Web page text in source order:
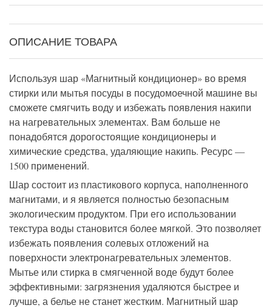
ОПИСАНИЕ ТОВАРА
Используя шар «Магнитный кондиционер» во время
стирки или мытья посуды в посудомоечной машине вы
сможете смягчить воду и избежать появления накипи
на нагревательных элементах. Вам больше не
понадобятся дорогостоящие кондиционеры и
химическиесредства, удаляющие накипь. Ресурс —
1500 применений.
Шар состоит из пластикового корпуса, наполненного
магнитами, и я является полностью безопасным
экологическим продуктом. При его использовании
текстура воды становится более мягкой. Это позволяет
избежать появления солевых отложений на
поверхности электронагревательных элементов.
Мытье или стирка в смягченной воде будут более
эффективными: загрязнения удаляются быстрее и
лучше, а белье не станет жестким. Магнитный шар